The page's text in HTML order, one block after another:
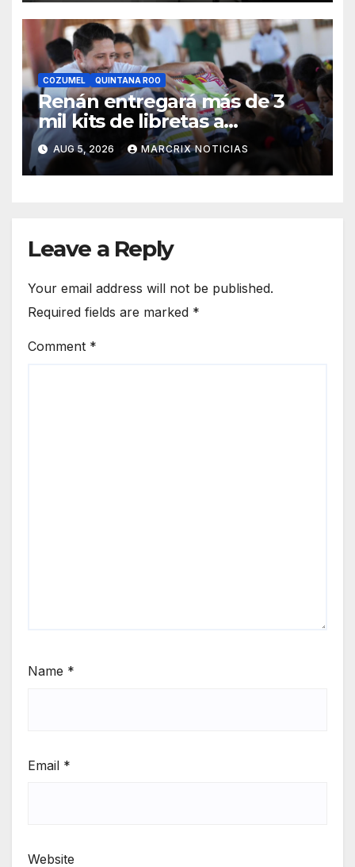
COZUMEL QUINTANA ROO
Renán entregará más de 3
mil kits de libretas a
estudiantes de Cozumel
AUG 5, 2026 MARCRIX NOTICIAS
Leave a Reply
Your email address will not be published.
Required fields are marked *
Comment *
Name *
Email *
Website